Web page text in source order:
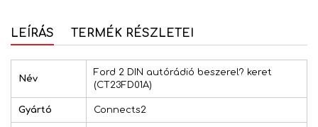
LEÍRÁS TERMÉK RÉSZLETEI
Név
Ford 2 DIN autórádió beszerel? keret
(CT23FD01A)
Gyártó Connects2